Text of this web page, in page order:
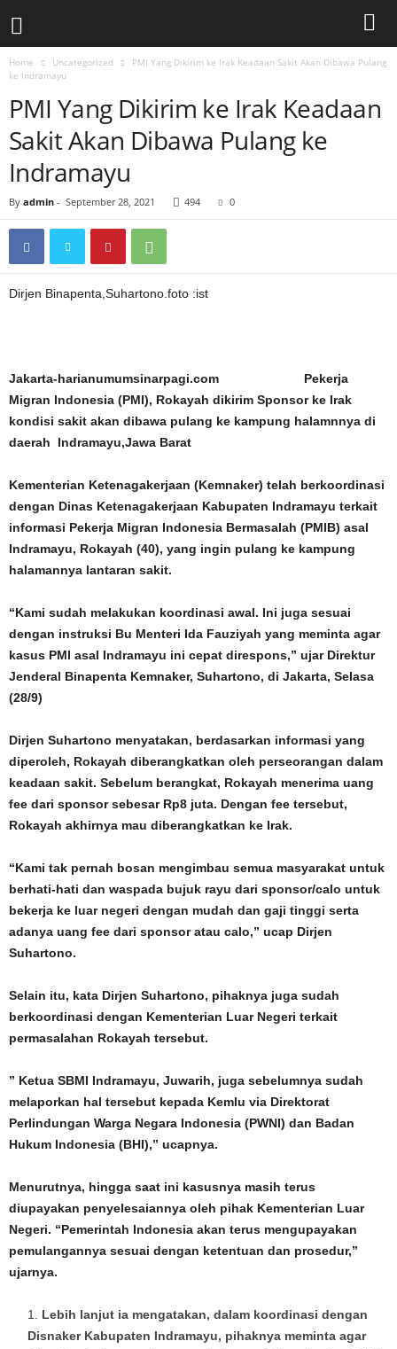
Home Uncategorized
PMI Yang Dikirim ke Irak Keadaan Sakit Akan Dibawa Pulang
ke Indramayu
PMI Yang Dikirim ke Irak Keadaan
Sakit Akan Dibawa Pulang ke
Indramayu
By admin - September 28, 2021 494 0
Dirjen Binapenta,Suhartono.foto :ist
Jakarta-harianumumsinarpagi.com Pekerja
Migran Indonesia (PMI), Rokayah dikirim Sponsor ke Irak
kondisi sakit akan dibawa pulang ke kampung halamnnya di
daerah Indramayu,Jawa Barat
Kementerian Ketenagakerjaan (Kemnaker) telah berkoordinasi
dengan Dinas Ketenagakerjaan Kabupaten Indramayu terkait
informasi Pekerja Migran Indonesia Bermasalah (PMIB) asal
Indramayu, Rokayah (40), yang ingin pulang ke kampung
halamannya lantaran sakit.
“Kami sudah melakukan koordinasi awal. Ini juga sesuai
dengan instruksi Bu Menteri Ida Fauziyah yang meminta agar
kasus PMI asal Indramayu ini cepat direspons,” ujar Direktur
Jenderal Binapenta Kemnaker, Suhartono, di Jakarta, Selasa
(28/9)
Dirjen Suhartono menyatakan, berdasarkan informasi yang
diperoleh, Rokayah diberangkatkan oleh perseorangan dalam
keadaan sakit. Sebelum berangkat, Rokayah menerima uang
fee dari sponsor sebesar Rp8 juta. Dengan fee tersebut,
Rokayah akhirnya mau diberangkatkan ke Irak.
“Kami tak pernah bosan mengimbau semua masyarakat untuk
berhati-hati dan waspada bujuk rayu dari sponsor/calo untuk
bekerja ke luar negeri dengan mudah dan gaji tinggi serta
adanya uang fee dari sponsor atau calo,” ucap Dirjen
Suhartono.
Selain itu, kata Dirjen Suhartono, pihaknya juga sudah
berkoordinasi dengan Kementerian Luar Negeri terkait
permasalahan Rokayah tersebut.
” Ketua SBMI Indramayu, Juwarih, juga sebelumnya sudah
melaporkan hal tersebut kepada Kemlu via Direktorat
Perlindungan Warga Negara Indonesia (PWNI) dan Badan
Hukum Indonesia (BHI),” ucapnya.
Menurutnya, hingga saat ini kasusnya masih terus
diupayakan penyelesaiannya oleh pihak Kementerian Luar
Negeri. “Pemerintah Indonesia akan terus mengupayakan
pemulangannya sesuai dengan ketentuan dan prosedur,”
ujarnya.
Lebih lanjut ia mengatakan, dalam koordinasi dengan
Disnaker Kabupaten Indramayu, pihaknya meminta agar